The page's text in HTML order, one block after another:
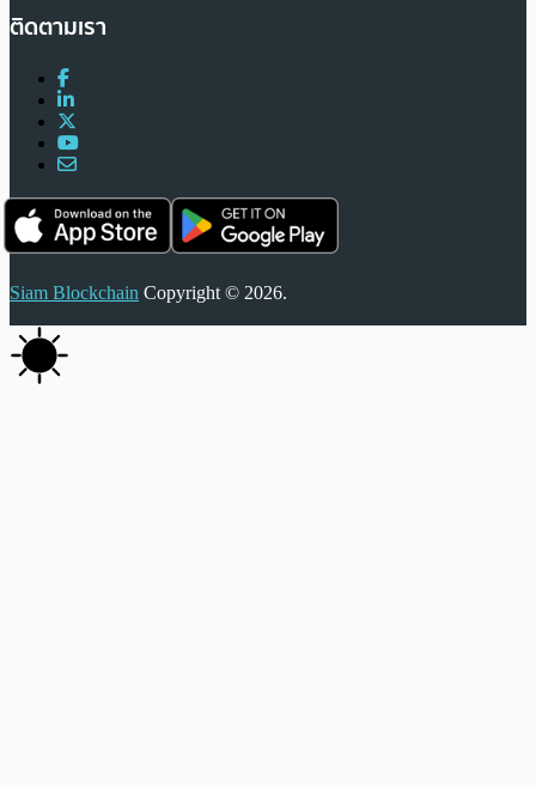
ติดตามเรา
Siam Blockchain Copyright © 2026.